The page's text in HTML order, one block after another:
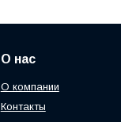
О нас
О компании
Контакты